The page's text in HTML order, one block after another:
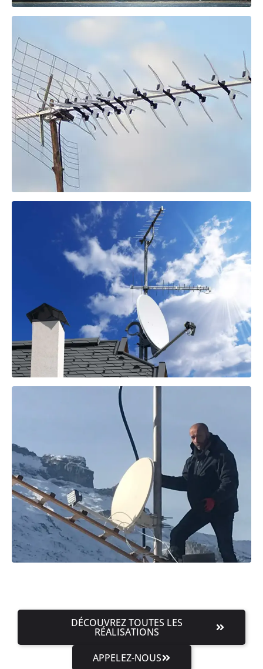
DÉCOUVREZ TOUTES LES
RÉALISATIONS
APPELEZ-NOUS